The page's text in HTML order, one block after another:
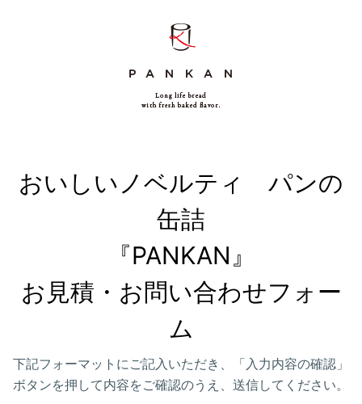
おいしいノベルティ　パンの
缶詰
『PANKAN』
お見積・お問い合わせフォー
ム
下記フォーマットにご記入いただき、「入力内容の確認」
ボタンを押して内容をご確認のうえ、送信してください。